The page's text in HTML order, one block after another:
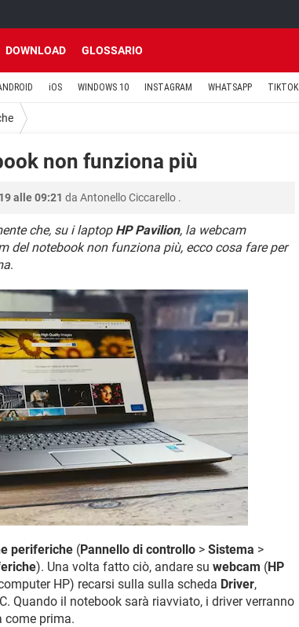
DOWNLOAD GLOSSARIO
iOS WINDOWS 10 INSTAGRAM WHATSAPP TIKTOK
non funziona più
alle 09:21 da Antonello Ciccarello .
che, su i laptop HP Pavilion, la webcam
del notebook non funziona più, ecco cosa fare per
.
periferiche (Pannello di controllo > Sistema >
). Una volta fatto ciò, andare su webcam (HP
HP) recarsi sulla sulla scheda Driver,
Quando il notebook sarà riavviato, i driver verranno
come prima.